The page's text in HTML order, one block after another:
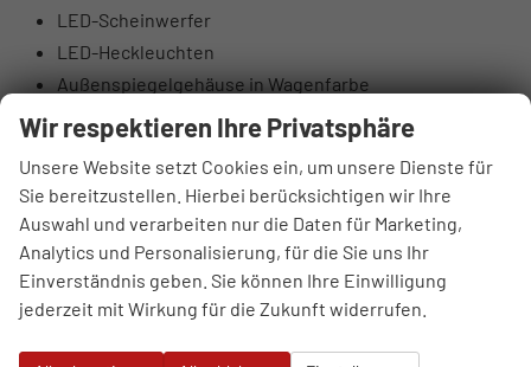
LED-Scheinwerfer
LED-Heckleuchten
Außenspiegelgehäuse in Wagenfarbe
Projektionsleuchte in den Außenspiegeln
Dachreling Aluminiumoptik
Wärmeschutz- und Akustikverglasung Frontscheibe
Scheiben seitlich und hinten in
Wärmeschutzverglasung
Kühlerschutzgitter und Diffusor schwarz matt
genarbt
Wir respektieren Ihre Privatsphäre
Unsere Website setzt Cookies ein, um unsere Dienste für
Sie bereitzustellen. Hierbei berücksichtigen wir Ihre
Auswahl und verarbeiten nur die Daten für Marketing,
Analytics und Personalisierung, für die Sie uns Ihr
Einverständnis geben. Sie können Ihre Einwilligung
jederzeit mit Wirkung für die Zukunft widerrufen.